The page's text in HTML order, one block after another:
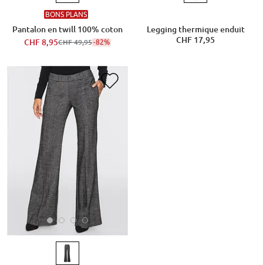
BONS PLANS
Pantalon en twill 100% coton
CHF 8,95CHF 49,95-82%
Legging thermique enduit
CHF 17,95